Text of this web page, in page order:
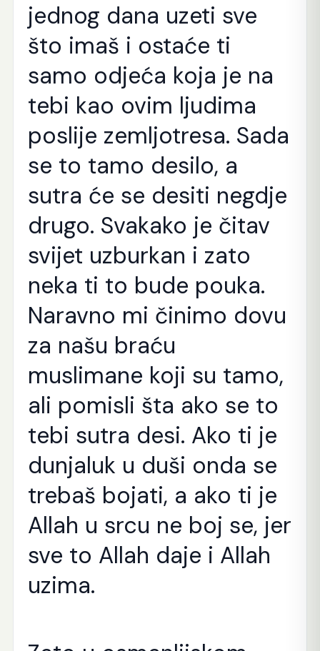
jednog dana uzeti sve
što imaš i ostaće ti
samo odjeća koja je na
tebi kao ovim ljudima
poslije zemljotresa. Sada
se to tamo desilo, a
sutra će se desiti negdje
drugo. Svakako je čitav
svijet uzburkan i zato
neka ti to bude pouka.
Naravno mi činimo dovu
za našu braću
muslimane koji su tamo,
ali pomisli šta ako se to
tebi sutra desi. Ako ti je
dunjaluk u duši onda se
trebaš bojati, a ako ti je
Allah u srcu ne boj se, jer
sve to Allah daje i Allah
uzima.